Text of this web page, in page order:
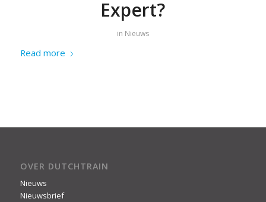
Expert?
in Nieuws
Read more
OVER DUTCHTRAIN
Nieuws
Nieuwsbrief